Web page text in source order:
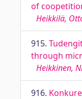
of
Heikkilä,
915.
through
Heikkinen,
916.